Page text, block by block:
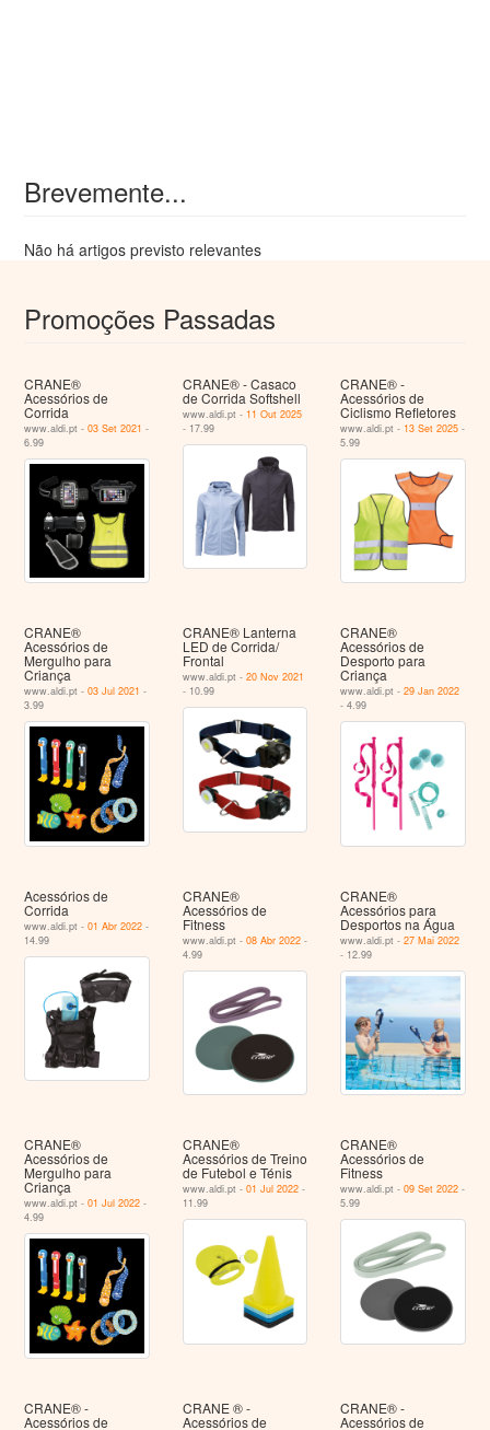
Brevemente...
Não há artigos previsto relevantes
Promoções Passadas
CRANE®
Acessórios de
Corrida
www.aldi.pt -03 Set 2021 -
6.99
CRANE® - Casaco
de Corrida Softshell
www.aldi.pt - 11 Out 2025
- 17.99
CRANE® -
Acessórios de
Ciclismo Refletores
www.aldi.pt - 13 Set 2025 -
5.99
CRANE®
Acessórios de
Mergulho para
Criança
www.aldi.pt -03 Jul 2021 -
3.99
CRANE® Lanterna
LED de Corrida/
Frontal
www.aldi.pt - 20 Nov 2021
- 10.99
CRANE®
Acessórios de
Desporto para
Criança
www.aldi.pt -29 Jan 2022
- 4.99
Acessórios de
Corrida
www.aldi.pt -01 Abr 2022 -
14.99
CRANE®
Acessórios de
Fitness
www.aldi.pt - 08 Abr 2022-
4.99
CRANE®
Acessórios para
Desportos na Água
www.aldi.pt -27 Mai 2022
- 12.99
CRANE®
Acessórios de
Mergulho para
Criança
www.aldi.pt -01 Jul 2022 -
4.99
CRANE®
Acessórios de Treino
de Futebol e Ténis
www.aldi.pt - 01 Jul 2022-
11.99
CRANE®
Acessórios de
Fitness
www.aldi.pt -09 Set 2022 -
5.99
CRANE® -
Acessórios de
CRANE ® -
Acessórios de
CRANE® -
Acessórios de